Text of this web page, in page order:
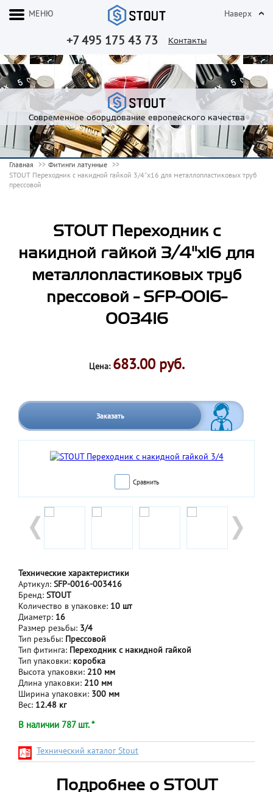
+7 495 175 43 73 Контакты
МЕНЮ Наверх
Современное оборудование европейского качества
Главная
Фитинги латунные
STOUT Переходник с накидной гайкой 3/4"х16 для металлопластиковых труб
прессовой
STOUT Переходник с
накидной гайкой 3/4"х16 для
металлопластиковых труб
прессовой - SFP-0016-
003416
Цена: 683.00 руб.
Заказать
Сравнить
Технические характеристики
Артикул: SFP-0016-003416
Бренд: STOUT
Количество в упаковке: 10 шт
Диаметр: 16
Размер резьбы: 3/4
Тип резьбы: Прессовой
Тип фитинга: Переходник с накидной гайкой
Тип упаковки: коробка
Высота упаковки: 210 мм
Длина упаковки: 210 мм
Ширина упаковки: 300 мм
Вес: 12.48 кг
В наличии 787 шт. *
Технический каталог Stout
Подробнее о STOUT